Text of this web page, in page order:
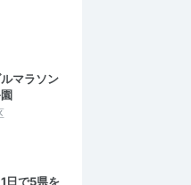
マラソン
日で5県を